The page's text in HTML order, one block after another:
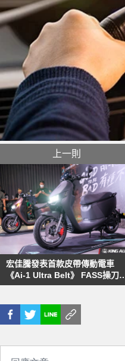
上一則
宏佳騰發表首款皮帶傳動電車
《Ai-1 Ultra Belt》 FASS操刀超
帥《Protogear 01》概念車同步